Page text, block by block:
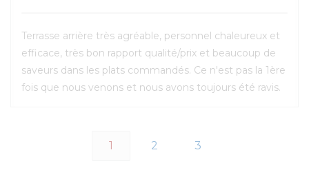
Terrasse arrière très agréable, personnel chaleureux et
efficace, très bon rapport qualité/prix et beaucoup de
saveurs dans les plats commandés. Ce n'est pas la 1ère
fois que nous venons et nous avons toujours été ravis.
1 2 3